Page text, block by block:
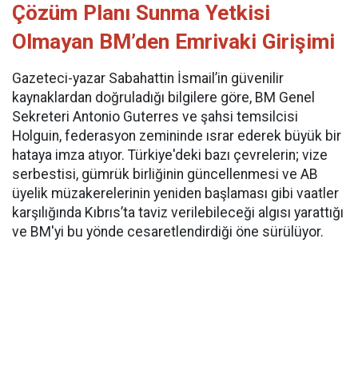
Çözüm Planı Sunma Yetkisi
Olmayan BM’den Emrivaki Girişimi
Gazeteci-yazar Sabahattin İsmail’in güvenilir
kaynaklardan doğruladığı bilgilere göre, BM Genel
Sekreteri Antonio Guterres ve şahsi temsilcisi
Holguin, federasyon zemininde ısrar ederek büyük bir
hataya imza atıyor. Türkiye'deki bazı çevrelerin; vize
serbestisi, gümrük birliğinin güncellenmesi ve AB
üyelik müzakerelerinin yeniden başlaması gibi vaatler
karşılığında Kıbrıs’ta taviz verilebileceği algısı yarattığı
ve BM'yi bu yönde cesaretlendirdiği öne sürülüyor.